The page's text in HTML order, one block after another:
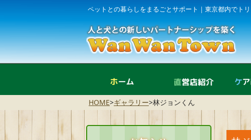
ペットとの暮らしをまるごとサポート｜東京都内でト
ホーム 直営
HOME>ギャラリー>林ジョンくん